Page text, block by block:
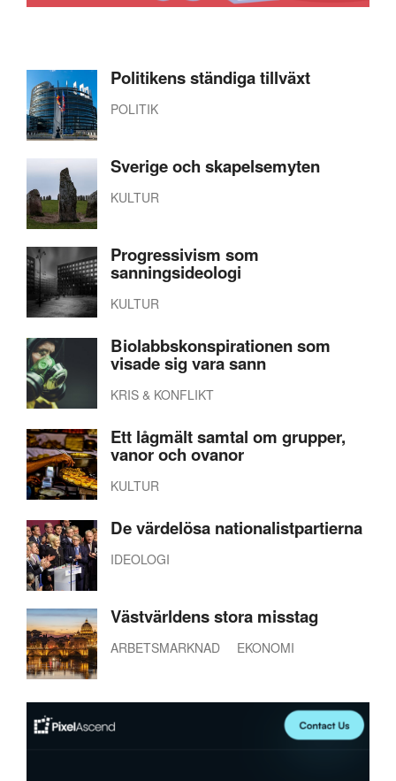
Politikens ständiga tillväxt
POLITIK
Sverige och skapelsemyten
KULTUR
Progressivism som
sanningsideologi
KULTUR
Biolabbskonspirationen som
visade sig vara sann
KRIS & KONFLIKT
Ett lågmält samtal om grupper,
vanor och ovanor
KULTUR
De värdelösa nationalistpartierna
IDEOLOGI
Västvärldens stora misstag
ARBETSMARKNAD EKONOMI